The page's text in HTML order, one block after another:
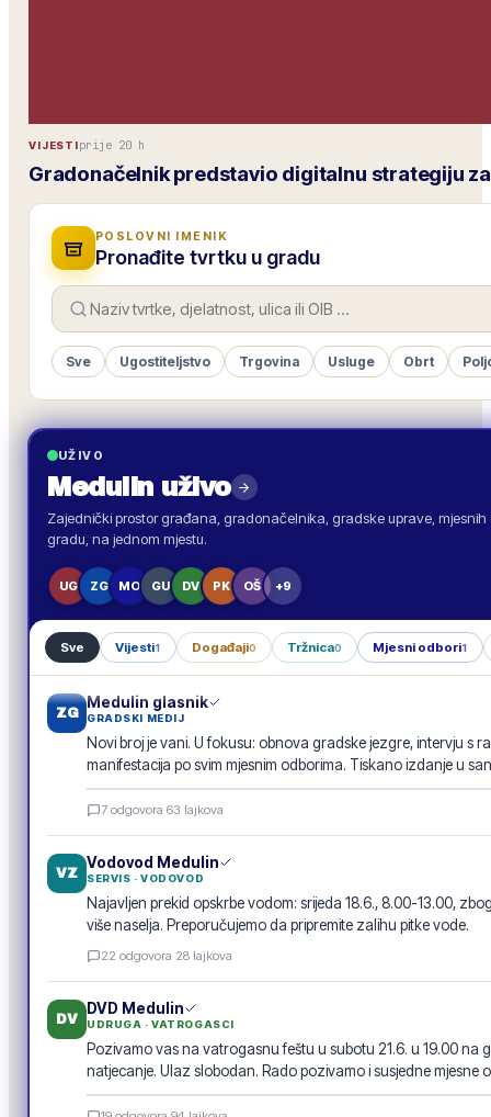
VIJESTIprije 20 h
Gradonačelnik predstavio digitalnu strategiju
POSLOVNI IMENIK
Pronađite tvrtku u gradu
Sve Ugostiteljstvo Trgovina Usluge Obrt
UŽIVO
Medulinuživo
Zajednički prostor građana, gradonačelnika, gradske uprave,
gradu, na jednom mjestu.
UG ZG MO GU DV PK OŠ +9
Sve Vijesti1 Događaji0 Tržnica0 Mjesni odbori1
ZG
Medulin glasnik
GRADSKI MEDIJ
Novi broj je vani. U fokusu: obnova gradske jezgre, intervju s
manifestacija po svim mjesnim odborima. Tiskano izdanje u
E-GLASILO
Medulin glasnik · lipanj 2026.
7 odgovora·63 lajkova
VZ
Vodovod Medulin
SERVIS · VODOVOD
Najavljen prekid opskrbe vodom: srijeda 18.6., 8.00-13.00,
više naselja. Preporučujemo da pripremite zalihu pitke vode.
22 odgovora·28 lajkova
DV
DVD Medulin
UDRUGA · VATROGASCI
Pozivamo vas na vatrogasnu feštu u subotu 21.6. u 19.00
natjecanje. Ulaz slobodan. Rado pozivamo i susjedne mjesne
Vatrogasna fešta · 21.6.